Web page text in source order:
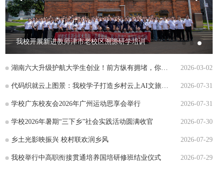
学
引
进
生
就
智
慧
电
阳
服
园
湘
我校开展新进教师津市老校区溯源研学培训
湖南六大升级护航大学生创业！前方纵有拥堵，你仍在最优路线！#夺金2026 2026-03-02
代码织就云上图景：我校学子打造乡村云上AI文旅展馆 2026-07-31
学校广东校友会2026年广州运动思享会举行 2026-07-31
学校2026年暑期“三下乡”社会实践活动圆满收官 2026-07-30
乡土光影映振兴 校村联欢润乡风 2026-07-29
我校举行中高职衔接贯通培养国培研修班结业仪式 2026-07-29